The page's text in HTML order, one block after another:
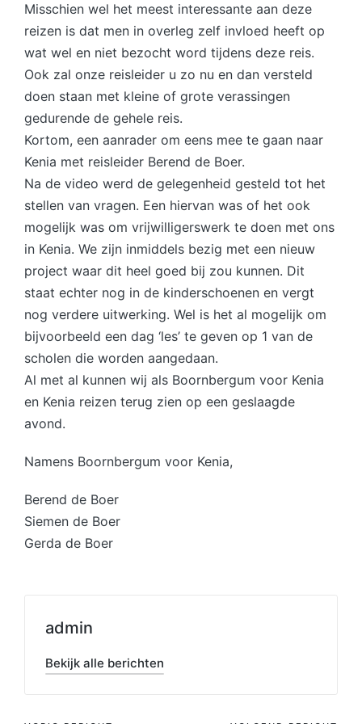
Misschien wel het meest interessante aan deze
reizen is dat men in overleg zelf invloed heeft op
wat wel en niet bezocht word tijdens deze reis.
Ook zal onze reisleider u zo nu en dan versteld
doen staan met kleine of grote verassingen
gedurende de gehele reis.
Kortom, een aanrader om eens mee te gaan naar
Kenia met reisleider Berend de Boer.
Na de video werd de gelegenheid gesteld tot het
stellen van vragen. Een hiervan was of het ook
mogelijk was om vrijwilligerswerk te doen met ons
in Kenia. We zijn inmiddels bezig met een nieuw
project waar dit heel goed bij zou kunnen. Dit
staat echter nog in de kinderschoenen en vergt
nog verdere uitwerking. Wel is het al mogelijk om
bijvoorbeeld een dag ‘les’ te geven op 1 van de
scholen die worden aangedaan.
Al met al kunnen wij als Boornbergum voor Kenia
en Kenia reizen terug zien op een geslaagde
avond.
Namens Boornbergum voor Kenia,
Berend de Boer
Siemen de Boer
Gerda de Boer
admin
Bekijk alle berichten